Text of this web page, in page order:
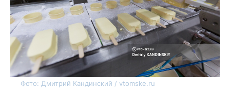
Фото: Дмитрий Кандинский / vtomske.ru